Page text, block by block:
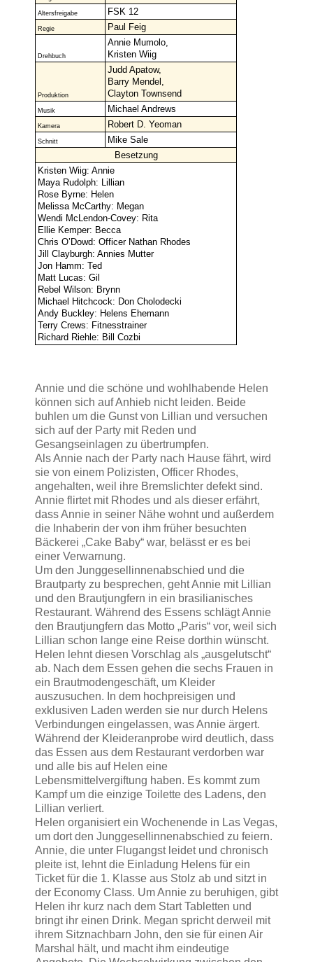
Altersfreigabe FSK 12
Regie Paul Feig
Drehbuch
Annie Mumolo,
Kristen Wiig
Produktion
Judd Apatow,
Barry Mendel,
Clayton Townsend
Musik Michael Andrews
Kamera Robert D. Yeoman
Schnitt
Mike Sale
Besetzung
Kristen Wiig: Annie
Maya Rudolph: Lillian
Rose Byrne: Helen
Melissa McCarthy: Megan
Wendi McLendon-Covey: Rita
Ellie Kemper: Becca
Chris O’Dowd: Officer Nathan Rhodes
Jill Clayburgh: Annies Mutter
Jon Hamm: Ted
Matt Lucas: Gil
Rebel Wilson: Brynn
Michael Hitchcock: Don Cholodecki
Andy Buckley: Helens Ehemann
Terry Crews: Fitnesstrainer
Richard Riehle: Bill Cozbi
Annie und die schöne und wohlhabende Helen
können sich auf Anhieb nicht leiden. Beide
buhlen um die Gunst von Lillian und versuchen
sich auf der Party mit Reden und
Gesangseinlagen zu übertrumpfen.
Als Annie nach der Party nach Hause fährt, wird
sie von einem Polizisten, Officer Rhodes,
angehalten, weil ihre Bremslichter defekt sind.
Annie flirtet mit Rhodes und als dieser erfährt,
dass Annie in seiner Nähe wohnt und außerdem
die Inhaberin der von ihm früher besuchten
Bäckerei „Cake Baby“ war, belässt er es bei
einer Verwarnung.
Um den Junggesellinnenabschied und die
Brautparty zu besprechen, geht Annie mit Lillian
und den Brautjungfern in ein brasilianisches
Restaurant. Während des Essens schlägt Annie
den Brautjungfern das Motto „Paris“ vor, weil sich
Lillian schon lange eine Reise dorthin wünscht.
Helen lehnt diesen Vorschlag als „ausgelutscht“
ab. Nach dem Essen gehen die sechs Frauen in
ein Brautmodengeschäft, um Kleider
auszusuchen. In dem hochpreisigen und
exklusiven Laden werden sie nur durch Helens
Verbindungen eingelassen, was Annie ärgert.
Während der Kleideranprobe wird deutlich, dass
das Essen aus dem Restaurant verdorben war
und alle bis auf Helen eine
Lebensmittelvergiftung haben. Es kommt zum
Kampf um die einzige Toilette des Ladens, den
Lillian verliert.
Helen organisiert ein Wochenende in Las Vegas,
um dort den Junggesellinnenabschied zu feiern.
Annie, die unter Flugangst leidet und chronisch
pleite ist, lehnt die Einladung Helens für ein
Ticket für die 1. Klasse aus Stolz ab und sitzt in
der Economy Class. Um Annie zu beruhigen, gibt
Helen ihr kurz nach dem Start Tabletten und
bringt ihr einen Drink. Megan spricht derweil mit
ihrem Sitznachbarn John, den sie für einen Air
Marshal hält, und macht ihm eindeutige